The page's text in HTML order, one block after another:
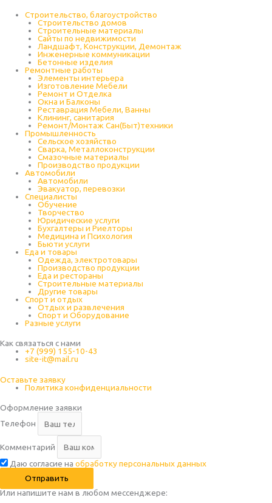
Строительство, благоустройство
Строительство домов
Строительные материалы
Сайты по недвижимости
Ландшафт, Конструкции, Демонтаж
Инженерные коммуникации
Бетонные изделия
Ремонтные работы
Элементы интерьера
Изготовление Мебели
Ремонт и Отделка
Окна и Балконы
Реставрация Мебели, Ванны
Клининг, санитария
Ремонт/Монтаж Сан(Быт)техники
Промышленность
Cельское хозяйство
Сварка, Металлоконструкции
Cмазочные материалы
Производство продукции
Автомобили
Автомобили
Эвакуатор, перевозки
Специалисты
Обучение
Творчество
Юридические услуги
Бухгалтеры и Риелторы
Медицина и Психология
Бьюти услуги
Еда и товары
Одежда, электротовары
Производство продукции
Еда и рестораны
Строительные материалы
Другие товары
Спорт и отдых
Отдых и развлечения
Спорт и Оборудование
Разные услуги
Как связаться с нами
+7 (999) 155-10-43
site-it@mail.ru
Оставьте заявку
Политика конфиденциальности
Оформление заявки
Телефон
Комментарий
Даю согласие на обработку персональных данных
Отправить
Или напишите нам в любом месcенджере: